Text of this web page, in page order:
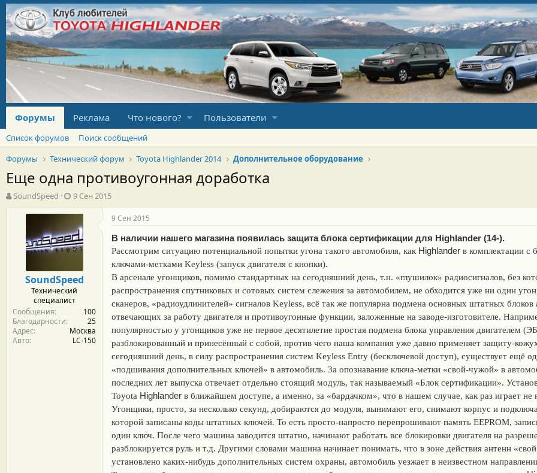
Форумы Реклама Что нового? Пользователи
Список форумов
Поиск сообщений
Форумы
Технический форум Toyota Highlander 2014 Дополнительное оборудование
Еще одна противоугонная доработка
А
в
SoundSpeed
Д
а
т
а
н
а
а
л
а
9 Сен 2015
SoundSpeed
Технический
специалист
Сообщения
100
Благодарности
25
Адрес
Москва
Авто
LC-150
9 Сен 2015
В наличии нашего магазина появилась защита блока сертификации для Highlander (14-).
Рассмотрим ситуацию потенциальной попытки угона такого автомобиля, как Highlander в комплектации с
ключами-метками Keyless (запуск двигателя с кнопки).
В арсенале угонщиков, помимо стандартных на сегодняшний день, т.н. «глушилок» радиосигналов, без
распространения спутниковых и сотовых систем слежения за автомобилем, не обходится уже ни один
сканеров, «радиоудлинителей» сигналов Keyless, всё так же популярна подмена основных штатных блоков
отвечающих за работу двигателя и противоугонные функции, заложенные на заводе-изготовителе.
популярностью у угонщиков уже не первое десятилетие простая подмена блока управления двигателем
разблокированный и принесённый с собой, против чего наша компания уже давно применяет защиту-
сегодняшний день, в силу распространения систем Keyless Entry (бесключевой доступ), существует ещё
«подшивания дополнительных ключей» в автомобиль. За опознавание ключа-метки «свой-чужой» в
последних лет выпуска отвечает отдельно стоящий модуль, так называемый «Блок сертификации».
Toyota Highlander в ближайшем доступе, а именно, за «бардачком», что в нашем случае, как раз играет не
Угонщики, просто, за несколько секунд, добираются до модуля, вынимают его, снимают корпус и
которой записаны коды штатных ключей. То есть просто-напросто перепрошивают память EEPROM,
один ключ. После чего машина заводится штатно, начинают работать все блокировки двигателя на
разблокируется руль и т.д. Другими словами машина начинает понимать, что в зоне действия антенн
установлено каких-нибудь дополнительных систем охраны, автомобиль уезжает в неизвестном